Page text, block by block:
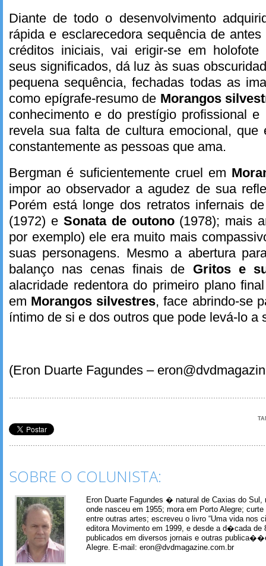
Diante de todo o desenvolvimento
rápida e esclarecedora sequência de
créditos iniciais, vai erigir-se em holofote
seus significados, dá luz às suas
pequena sequência, fechadas todas as
como epígrafe-resumo de Morangos
conhecimento e do prestígio profissional
revela sua falta de cultura emocional,
constantemente as pessoas que ama.
Bergman é suficientemente cruel em
impor ao observador a agudez de sua
Porém está longe dos retratos infernais
(1972) e Sonata de outono (1978); mais
por exemplo) ele era muito mais
suas personagens. Mesmo a abertura
balanço nas cenas finais de Gritos e
alacridade redentora do primeiro plano
em Morangos silvestres, face abrindo-se
íntimo de si e dos outros que pode levá-lo a
(Eron Duarte Fagundes –
SOBRE O COLUNISTA:
Eron Duarte Fagundes � natural de Caxias do Sul,
onde nasceu em 1955; mora em Porto Alegre;
entre outras artes; escreveu o livro “Uma vida nos
editora Movimento em 1999, e desde a d�cada de
publicados em diversos jornais e outras
Alegre. E-mail: eron@dvdmagazine.com.br